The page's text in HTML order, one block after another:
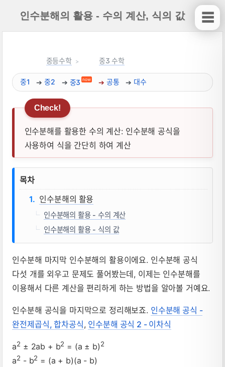
인수분해의 활용 - 수의 계산, 식의 값
중등수학 중3 수학
중1 중2 중3 now 공통 대수
인수분해를 활용한 수의 계산: 인수분해 공식을
사용하여 식을 간단히 하여 계산
인수분해의 활용 - 수의 계산, 식의 값
목차
인수분해의 활용
인수분해의 활용 - 수의 계산
인수분해의 활용 - 식의 값
인수분해 마지막 인수분해의 활용이에요. 인수분해 공식
다섯 개를 외우고 문제도 풀어봤는데, 이제는 인수분해를
이용해서 다른 계산을 편리하게 하는 방법을 알아볼 거예요.
인수분해 공식을 마지막으로 정리해보죠. 인수분해 공식 -
완전제곱식, 합차공식, 인수분해 공식 2 - 이차식
a2 ± 2ab + b2 = (a ± b)2
a2 - b2 = (a + b)(a - b)
☰